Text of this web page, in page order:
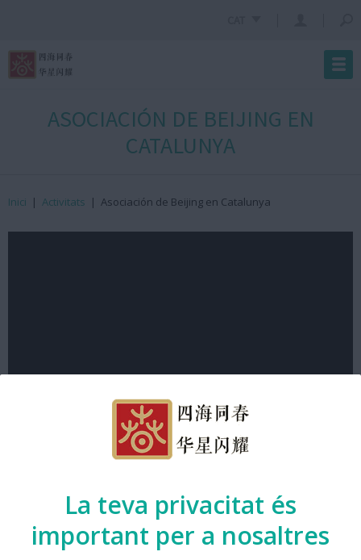
La teva privacitat és
important per a nosaltres
ASOCIACIÓN DE BEIJING EN
CATALUNYA
Inici | Activitats | Asociación de Beijing en Catalunya
Cerimònia del te